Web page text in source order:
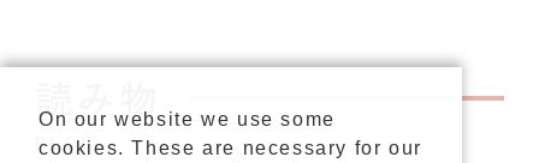
読み物
BLOG
On our website we use some
cookies. These are necessary for our